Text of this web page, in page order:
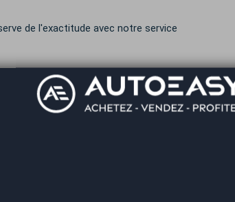
de l'exactitude avec notre service